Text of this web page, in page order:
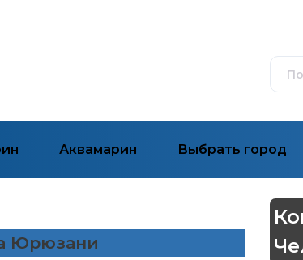
Аквамарин Выбрать город
Юрюзани